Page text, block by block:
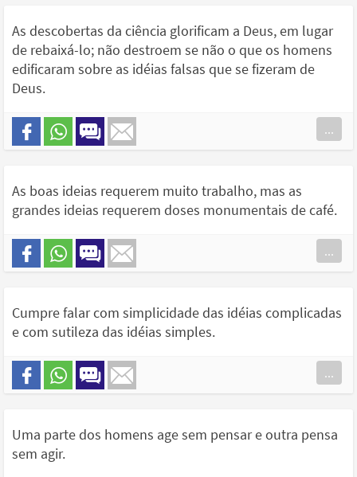
As descobertas da ciência glorificam a Deus, em lugar
de rebaixá-lo; não destroem se não o que os homens
edificaram sobre as idéias falsas que se fizeram de
Deus.
...
As boas ideias requerem muito trabalho, mas as
grandes ideias requerem doses monumentais de café.
...
Cumpre falar com simplicidade das idéias complicadas
e com sutileza das idéias simples.
...
Uma parte dos homens age sem pensar e outra pensa
sem agir.